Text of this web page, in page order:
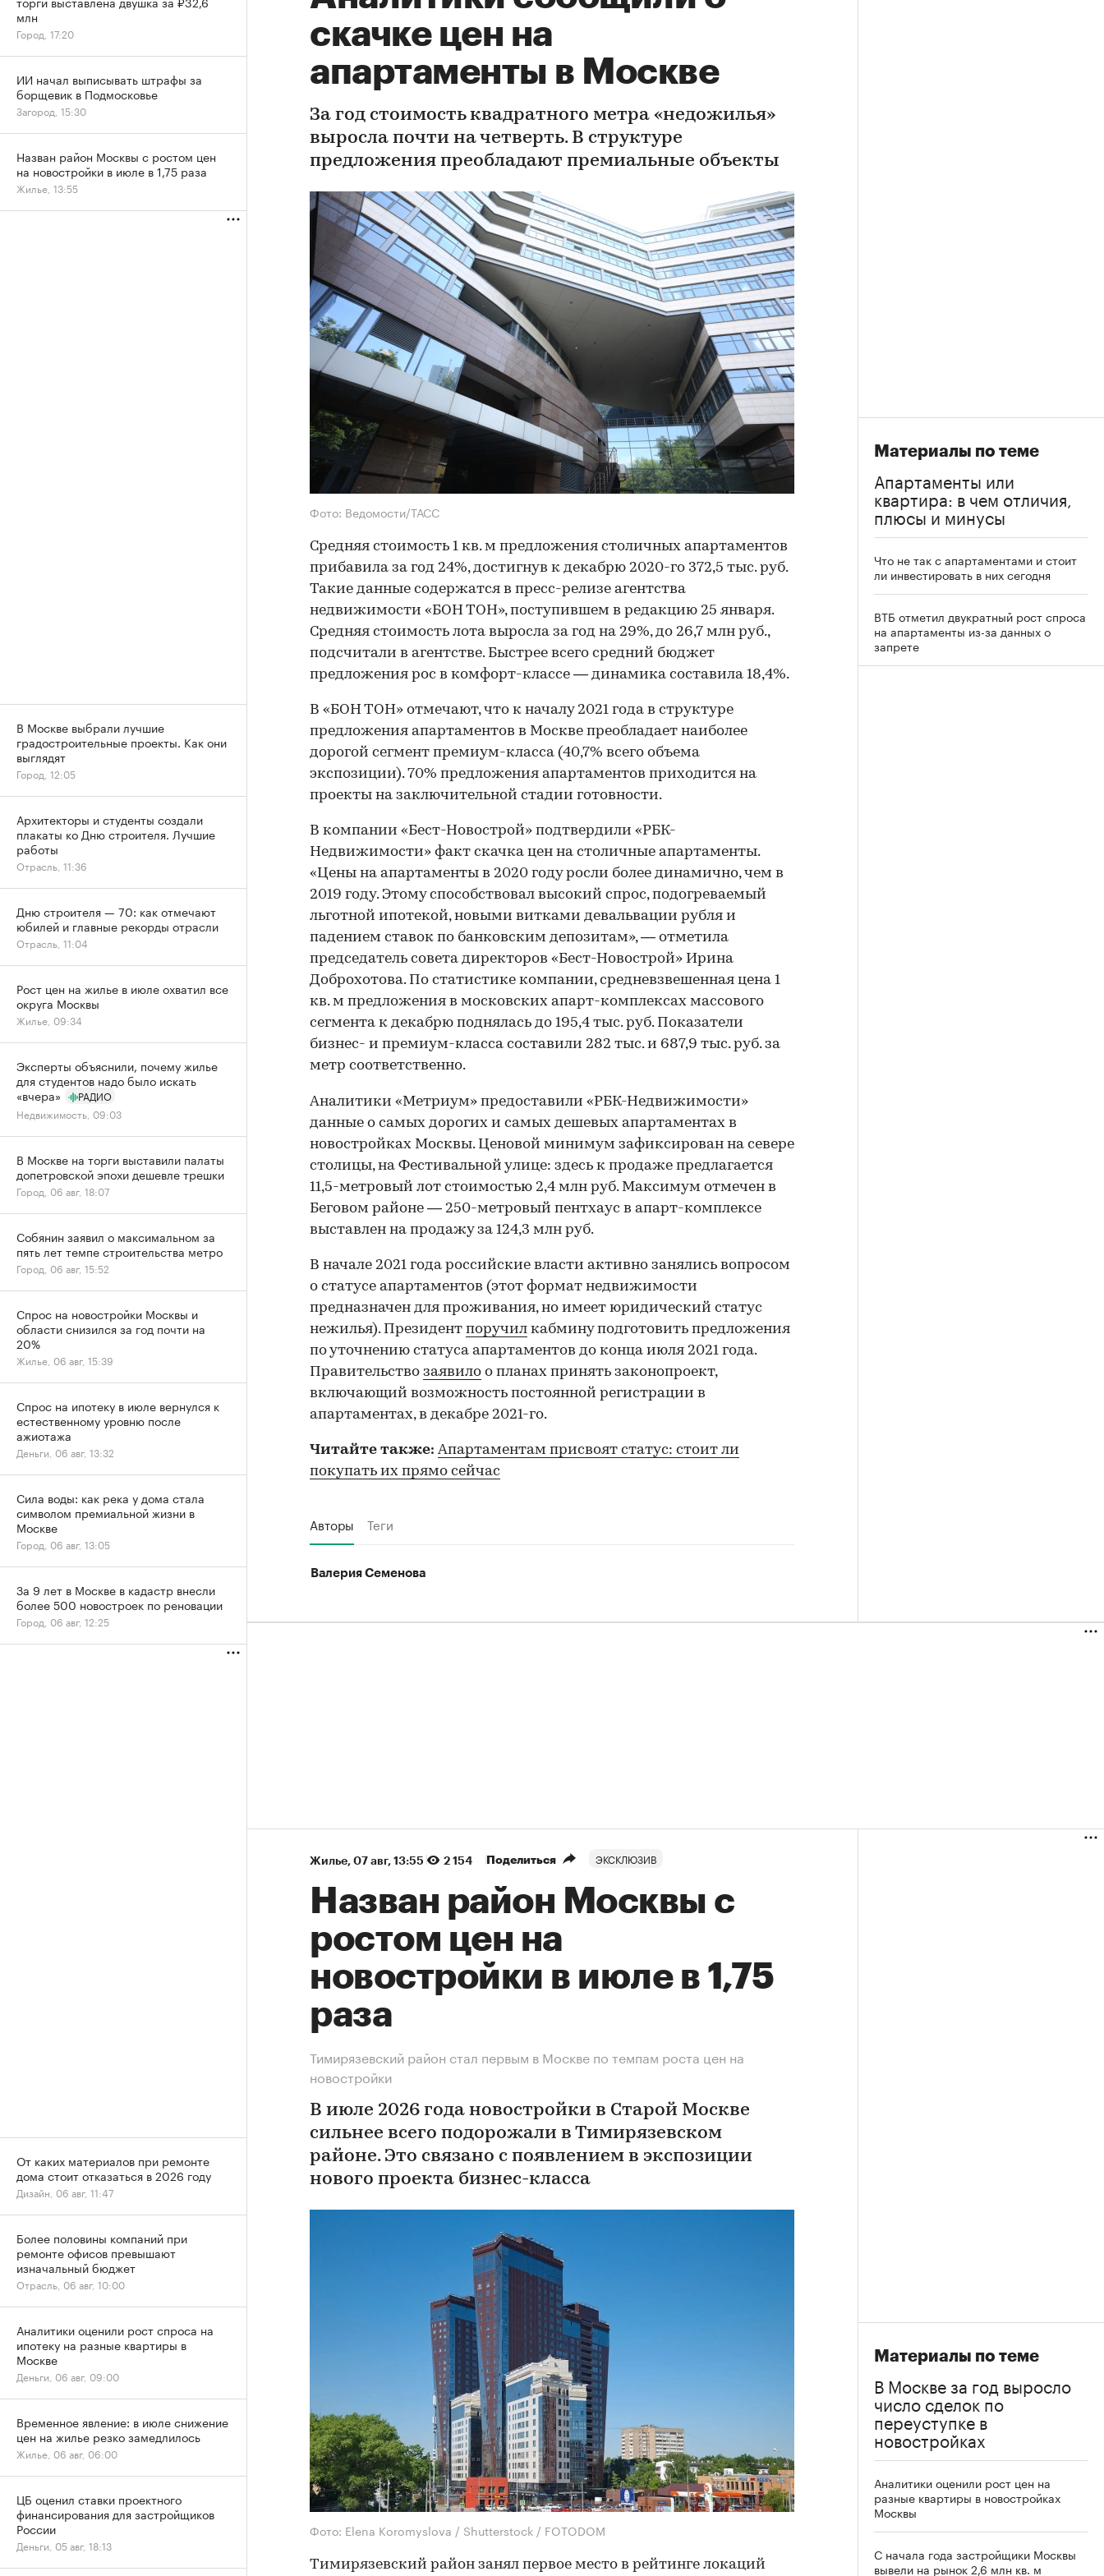
скачке цен на
апартаменты в Москве
За год стоимость квадратного метра «недожилья»
выросла почти на четверть. В структуре
предложения преобладают премиальные объекты
Фото: Ведомости/ТАСС
Средняя стоимость 1 кв. м предложения столичных апартаментов
прибавила за год 24%, достигнув к декабрю 2020-го 372,5 тыс. руб.
Такие данные содержатся в пресс-релизе агентства
недвижимости «БОН ТОН», поступившем в редакцию 25 января.
Средняя стоимость лота выросла за год на 29%, до 26,7 млн руб.,
подсчитали в агентстве. Быстрее всего средний бюджет
предложения рос в комфорт-классе — динамика составила 18,4%.
В «БОН ТОН» отмечают, что к началу 2021 года в структуре
предложения апартаментов в Москве преобладает наиболее
дорогой сегмент премиум-класса (40,7% всего объема
экспозиции). 70% предложения апартаментов приходится на
проекты на заключительной стадии готовности.
В компании «Бест-Новострой» подтвердили «РБК-
Недвижимости» факт скачка цен на столичные апартаменты.
«Цены на апартаменты в 2020 году росли более динамично, чем в
2019 году. Этому способствовал высокий спрос, подогреваемый
льготной ипотекой, новыми витками девальвации рубля и
падением ставок по банковским депозитам», — отметила
председатель совета директоров «Бест-Новострой» Ирина
Доброхотова. По статистике компании, средневзвешенная цена 1
кв. м предложения в московских апарт-комплексах массового
сегмента к декабрю поднялась до 195,4 тыс. руб. Показатели
бизнес- и премиум-класса составили 282 тыс. и 687,9 тыс. руб. за
метр соответственно.
Аналитики «Метриум» предоставили «РБК-Недвижимости»
данные о самых дорогих и самых дешевых апартаментах в
новостройках Москвы. Ценовой минимум зафиксирован на севере
столицы, на Фестивальной улице: здесь к продаже предлагается
11,5-метровый лот стоимостью 2,4 млн руб. Максимум отмечен в
Беговом районе — 250-метровый пентхаус в апарт-комплексе
выставлен на продажу за 124,3 млн руб.
В начале 2021 года российские власти активно занялись вопросом
о статусе апартаментов (этот формат недвижимости
предназначен для проживания, но имеет юридический статус
нежилья). Президент поручил кабмину подготовить предложения
по уточнению статуса апартаментов до конца июля 2021 года.
Правительство заявило о планах принять законопроект,
включающий возможность постоянной регистрации в
апартаментах, в декабре 2021-го.
Читайте также: Апартаментам присвоят статус: стоит ли
покупать их прямо сейчас
Авторы Теги
Валерия Семенова
Материалы по теме
Апартаменты или
квартира: в чем отличия,
плюсы и минусы
Что не так с апартаментами и стоит
ли инвестировать в них сегодня
ВТБ отметил двукратный рост спроса
на апартаменты из-за данных о
запрете
Жилье⁠, 07 авг, 13:55 2 154 Поделиться ЭКСКЛЮЗИВ
Назван район Москвы с
ростом цен на
новостройки в июле в 1,75
раза
Тимирязевский район стал первым в Москве по темпам роста цен на
новостройки
В июле 2026 года новостройки в Старой Москве
сильнее всего подорожали в Тимирязевском
районе. Это связано с появлением в экспозиции
нового проекта бизнес-класса
Фото: Elena Koromyslova / Shutterstock / FOTODOM
Тимирязевский район занял первое место в рейтинге локаций
Материалы по теме
В Москве за год выросло
число сделок по
переуступке в
новостройках
Аналитики оценили рост цен на
разные квартиры в новостройках
Москвы
С начала года застройщики Москвы
вывели на рынок 2,6 млн кв. м
млн
Город, 17:20
ИИ начал выписывать штрафы за
борщевик в Подмосковье
Загород, 15:30
Назван район Москвы с ростом цен
на новостройки в июле в 1,75 раза
Жилье, 13:55
В Москве выбрали лучшие
градостроительные проекты. Как они
выглядят
Город, 12:05
Архитекторы и студенты создали
плакаты ко Дню строителя. Лучшие
работы
Отрасль, 11:36
Дню строителя — 70: как отмечают
юбилей и главные рекорды отрасли
Отрасль, 11:04
Рост цен на жилье в июле охватил все
округа Москвы
Жилье, 09:34
Эксперты объяснили, почему жилье
для студентов надо было искать
«вчера»
РАДИО
Недвижимость, 09:03
В Москве на торги выставили палаты
допетровской эпохи дешевле трешки
Город, 06 авг, 18:07
Собянин заявил о максимальном за
пять лет темпе строительства метро
Город, 06 авг, 15:52
Спрос на новостройки Москвы и
области снизился за год почти на
20%
Жилье, 06 авг, 15:39
Спрос на ипотеку в июле вернулся к
естественному уровню после
ажиотажа
Деньги, 06 авг, 13:32
Сила воды: как река у дома стала
символом премиальной жизни в
Москве
Город, 06 авг, 13:05
За 9 лет в Москве в кадастр внесли
более 500 новостроек по реновации
Город, 06 авг, 12:25
От каких материалов при ремонте
дома стоит отказаться в 2026 году
Дизайн, 06 авг, 11:47
Более половины компаний при
ремонте офисов превышают
изначальный бюджет
Отрасль, 06 авг, 10:00
Аналитики оценили рост спроса на
ипотеку на разные квартиры в
Москве
Деньги, 06 авг, 09:00
Временное явление: в июле снижение
цен на жилье резко замедлилось
Жилье, 06 авг, 06:00
ЦБ оценил ставки проектного
финансирования для застройщиков
России
Деньги, 05 авг, 18:13